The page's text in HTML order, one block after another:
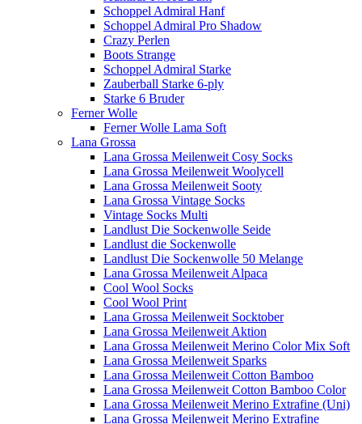
Schoppel Admiral Hanf
Schoppel Admiral Pro Shadow
Crazy Perlen
Boots Strange
Schoppel Admiral Starke
Zauberball Starke 6-ply
Starke 6 Bruder
Ferner Wolle
Ferner Wolle Lama Soft
Lana Grossa
Lana Grossa Meilenweit Cosy Socks
Lana Grossa Meilenweit Woolycell
Lana Grossa Meilenweit Sooty
Lana Grossa Vintage Socks
Vintage Socks Multi
Landlust Die Sockenwolle Seide
Landlust die Sockenwolle
Landlust Die Sockenwolle 50 Melange
Lana Grossa Meilenweit Alpaca
Cool Wool Socks
Cool Wool Print
Lana Grossa Meilenweit Socktober
Lana Grossa Meilenweit Aktion
Lana Grossa Meilenweit Merino Color Mix Soft
Lana Grossa Meilenweit Sparks
Lana Grossa Meilenweit Cotton Bamboo
Lana Grossa Meilenweit Cotton Bamboo Color
Lana Grossa Meilenweit Merino Extrafine (Uni)
Lana Grossa Meilenweit Merino Extrafine